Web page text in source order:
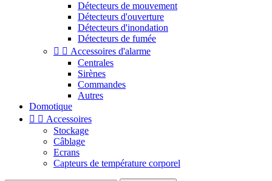
Détecteurs de mouvement
Détecteurs d'ouverture
Détecteurs d'inondation
Détecteurs de fumée
  Accessoires d'alarme
Centrales
Sirènes
Commandes
Autres
Domotique
  Accessoires
Stockage
Câblage
Ecrans
Capteurs de température corporel